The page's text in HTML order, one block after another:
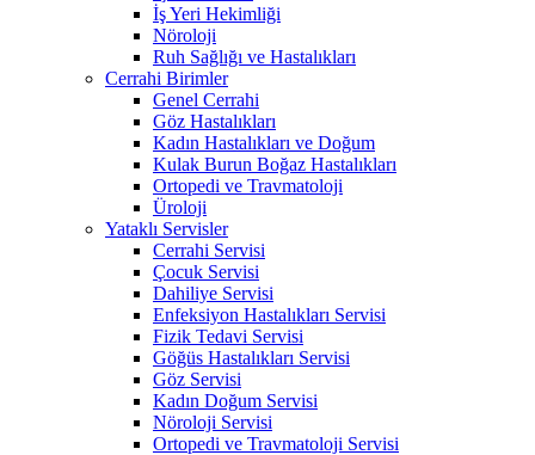
İş Yeri Hekimliği
Nöroloji
Ruh Sağlığı ve Hastalıkları
Cerrahi Birimler
Genel Cerrahi
Göz Hastalıkları
Kadın Hastalıkları ve Doğum
Kulak Burun Boğaz Hastalıkları
Ortopedi ve Travmatoloji
Üroloji
Yataklı Servisler
Cerrahi Servisi
Çocuk Servisi
Dahiliye Servisi
Enfeksiyon Hastalıkları Servisi
Fizik Tedavi Servisi
Göğüs Hastalıkları Servisi
Göz Servisi
Kadın Doğum Servisi
Nöroloji Servisi
Ortopedi ve Travmatoloji Servisi